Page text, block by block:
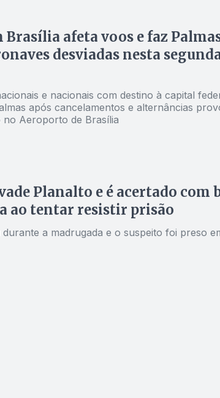
Brasília afeta voos e faz
desviadas nesta
e nacionais com destino à capital
após cancelamentos e alternâncias
no Aeroporto de Brasília
Planalto e é acertado com
ao tentar resistir prisão
a madrugada e o suspeito foi preso